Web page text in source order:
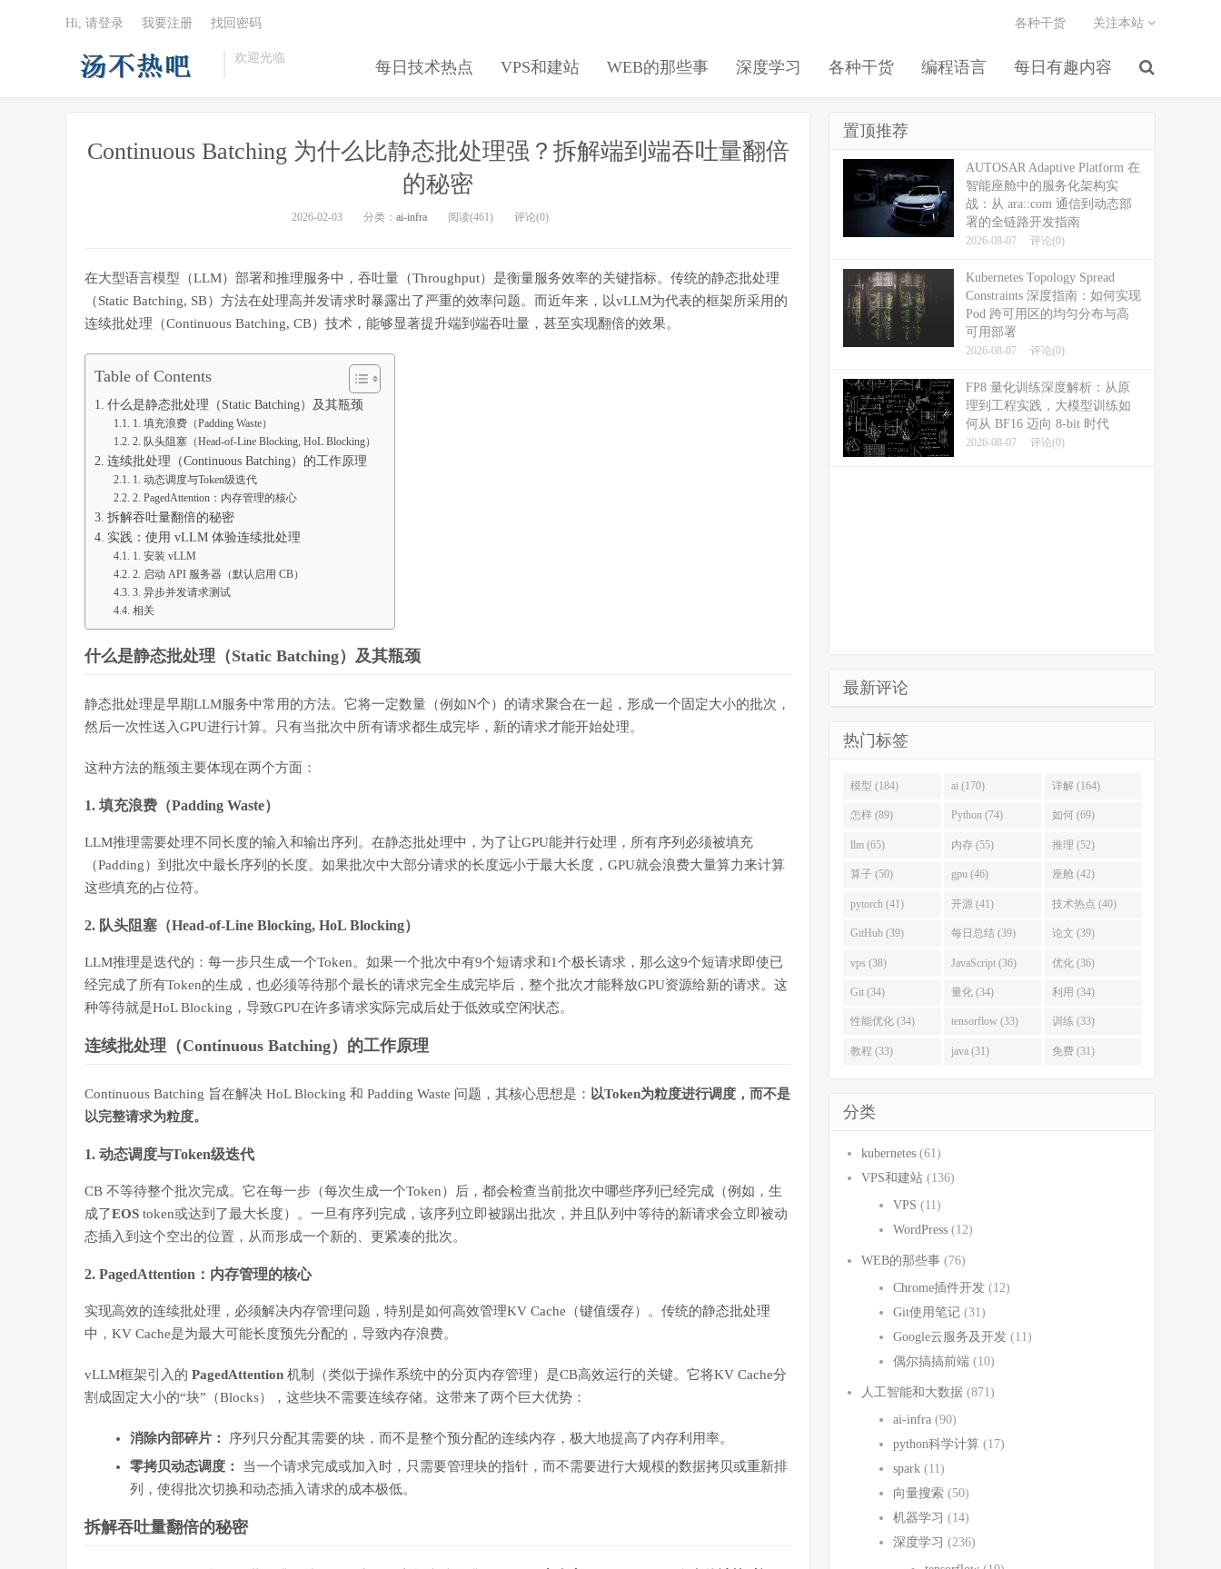
欢迎光临
每日技术热点 VPS和建站 WEB的那些事 深度学习 各种干货 编程语言 每日有趣内容
各种干货 关注本站
Hi, 请登录 我要注册 找回密码
Continuous Batching 为什么比静态批处理强？拆解端到端吞吐量翻倍
的秘密
2026-02-03 分类： ai-infra 阅读(461) 评论(0)
在大型语言模型（LLM）部署和推理服务中，吞吐量（Throughput）是衡量服务效率的关键指标。传统的静态批处理
（Static Batching, SB）方法在处理高并发请求时暴露出了严重的效率问题。而近年来，以vLLM为代表的框架所采用的
连续批处理（Continuous Batching, CB）技术，能够显著提升端到端吞吐量，甚至实现翻倍的效果。
Table of Contents
什么是静态批处理（Static Batching）及其瓶颈
1. 填充浪费（Padding Waste）
2. 队头阻塞（Head-of-Line Blocking, HoL Blocking）
连续批处理（Continuous Batching）的工作原理
1. 动态调度与Token级迭代
2. PagedAttention：内存管理的核心
拆解吞吐量翻倍的秘密
实践：使用 vLLM 体验连续批处理
1. 安装 vLLM
2. 启动 API 服务器（默认启用 CB）
3. 异步并发请求测试
相关
什么是静态批处理（Static Batching）及其瓶颈
静态批处理是早期LLM服务中常用的方法。它将一定数量（例如N个）的请求聚合在一起，形成一个固定大小的批次，
然后一次性送入GPU进行计算。只有当批次中所有请求都生成完毕，新的请求才能开始处理。
这种方法的瓶颈主要体现在两个方面：
1. 填充浪费（Padding Waste）
LLM推理需要处理不同长度的输入和输出序列。在静态批处理中，为了让GPU能并行处理，所有序列必须被填充
（Padding）到批次中最长序列的长度。如果批次中大部分请求的长度远小于最大长度，GPU就会浪费大量算力来计算
这些填充的占位符。
2. 队头阻塞（Head-of-Line Blocking, HoL Blocking）
LLM推理是迭代的：每一步只生成一个Token。如果一个批次中有9个短请求和1个极长请求，那么这9个短请求即使已
经完成了所有Token的生成，也必须等待那个最长的请求完全生成完毕后，整个批次才能释放GPU资源给新的请求。这
种等待就是HoL Blocking，导致GPU在许多请求实际完成后处于低效或空闲状态。
连续批处理（Continuous Batching）的工作原理
Continuous Batching 旨在解决 HoL Blocking 和 Padding Waste 问题，其核心思想是： 以Token为粒度进行调度，而不是
以完整请求为粒度。
1. 动态调度与Token级迭代
CB 不等待整个批次完成。它在每一步（每次生成一个Token）后，都会检查当前批次中哪些序列已经完成（例如，生
成了EOS token或达到了最大长度）。一旦有序列完成，该序列立即被踢出批次，并且队列中等待的新请求会立即被动
态插入到这个空出的位置，从而形成一个新的、更紧凑的批次。
2. PagedAttention：内存管理的核心
实现高效的连续批处理，必须解决内存管理问题，特别是如何高效管理KV Cache（键值缓存）。传统的静态批处理
中，KV Cache是为最大可能长度预先分配的，导致内存浪费。
vLLM框架引入的 PagedAttention 机制（类似于操作系统中的分页内存管理）是CB高效运行的关键。它将KV Cache分
割成固定大小的“块”（Blocks），这些块不需要连续存储。这带来了两个巨大优势：
消除内部碎片：
序列只分配其需要的块，而不是整个预分配的连续内存，极大地提高了内存利用率。
零拷贝动态调度：
当一个请求完成或加入时，只需要管理块的指针，而不需要进行大规模的数据拷贝或重新排
列，使得批次切换和动态插入请求的成本极低。
拆解吞吐量翻倍的秘密
置顶推荐
AUTOSAR Adaptive Platform 在
智能座舱中的服务化架构实
战：从 ara::com 通信到动态部
署的全链路开发指南
2026-08-07 评论(0)
Kubernetes Topology Spread
Constraints 深度指南：如何实现
Pod 跨可用区的均匀分布与高
可用部署
2026-08-07 评论(0)
FP8 量化训练深度解析：从原
理到工程实践，大模型训练如
何从 BF16 迈向 8-bit 时代
2026-08-07 评论(0)
最新评论
热门标签
模型 (184) ai (170) 详解 (164)
怎样 (89) Python (74) 如何 (69)
llm (65) 内存 (55) 推理 (52)
算子 (50) gpu (46) 座舱 (42)
pytorch (41) 开源 (41) 技术热点 (40)
GitHub (39) 每日总结 (39) 论文 (39)
vps (38) JavaScript (36) 优化 (36)
Git (34) 量化 (34) 利用 (34)
性能优化 (34) tensorflow (33) 训练 (33)
教程 (33) java (31) 免费 (31)
分类
kubernetes (61)
VPS和建站 (136)
VPS (11)
WordPress (12)
WEB的那些事 (76)
Chrome插件开发 (12)
Git使用笔记 (31)
Google云服务及开发 (11)
偶尔搞搞前端 (10)
人工智能和大数据 (871)
ai-infra (90)
python科学计算 (17)
spark (11)
向量搜索 (50)
机器学习 (14)
深度学习 (236)